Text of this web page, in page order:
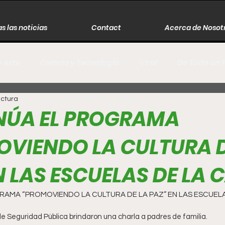
las noticias Contact Acerca de
Literatura Internacional Moda Cine
Espectáculos Economía David Monreal Ávila
EL PROGRAMA
LA CULTURA
LAS ESCUELAS DE LA
“PROMOVIENDO LA CULTURA DE LA PAZ” EN LAS
de Seguridad Pública brindaron una charla a padres de familia.